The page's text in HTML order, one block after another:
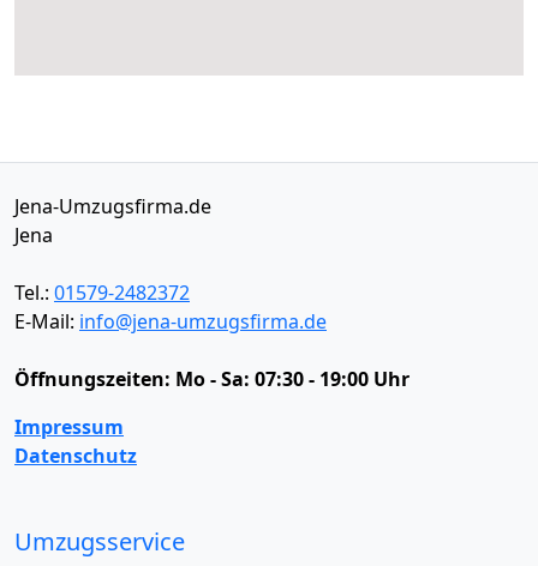
Jena-Umzugsfirma.de
Jena
Tel.: 01579-2482372
E-Mail: info@jena-umzugsfirma.de
Öffnungszeiten: Mo - Sa: 07:30 - 19:00 Uhr
Impressum
Datenschutz
Umzugsservice